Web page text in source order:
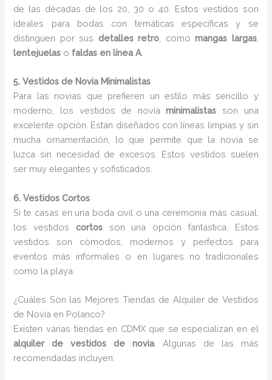
de las décadas de los 20, 30 o 40. Estos vestidos son
ideales para bodas con temáticas específicas y se
distinguen por sus detalles retro , comomangas largas,
lentejuelas o faldas en línea A
5. Vestidos de Novia Minimalistas
Para las novias que prefieren un estilo más sencillo y
moderno, los vestidos de noviaminimalistas son una
excelente opción. Están diseñados con líneas limpias y sin
mucha ornamentación, lo que permite que la novia se
luzca sin necesidad de excesos. Estos vestidos suelen
ser muy elegantes y sofisticados.
6. Vestidos Cortos
Si te casas en una boda civil o una ceremonia más casual,
los vestidos cortosson una opción fantástica. Estos
vestidos son cómodos, modernos y perfectos para
eventos más informales o en lugares no tradicionales
como la playa.
¿Cuáles Son las Mejores Tiendas de Alquiler de Vestidos
de Novia en Polanco?
Existen varias tiendas en CDMX que se especializan en el
alquiler de vestidos de novia. Algunas de las más
recomendadas incluyen: